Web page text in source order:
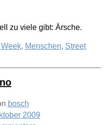
zu viele gibt: Ärsche.
, Menschen, Street
bosch
2009